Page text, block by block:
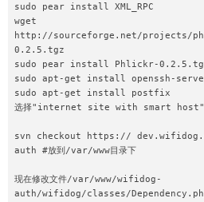
sudo pear install XML_RPC
wget
http://sourceforge.net/projects/
0.2.5.tgz
sudo pear install Phlickr-
sudo apt-get install openssh-
sudo apt-get install postfix
选择"internet site with smart host"，
svn checkout https://
auth #放到/var/www目录下
现在修改文件/var/www/wifidog-
auth/wifidog/classes/Dependency.php